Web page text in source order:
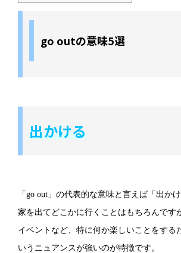
go outの意味5選
出かける
「go out」の代表的な意味と言えば「出かけ
家を出てどこかに行くことはもちろんです
イベントなど、特に何か楽しいことをする
いうニュアンスが強いのが特徴です。